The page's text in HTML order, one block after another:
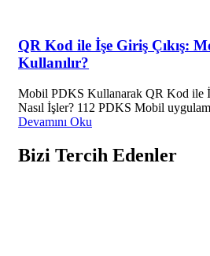
QR Kod ile İşe Giriş Çıkış:
Kullanılır?
Mobil PDKS Kullanarak QR Kod ile
Nasıl İşler? 112 PDKS Mobil
Devamını Oku
Bizi Tercih Edenler